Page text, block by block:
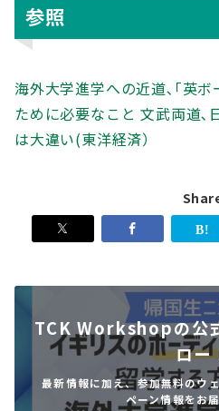
参照
海外大学進学への近道､｢英ボ
ために必要なこと 文武両道､
は大違い(東洋経済）
TCK Workshopの公
ロー
最新情報に加え、参加無料のウ
ペーン情報をお